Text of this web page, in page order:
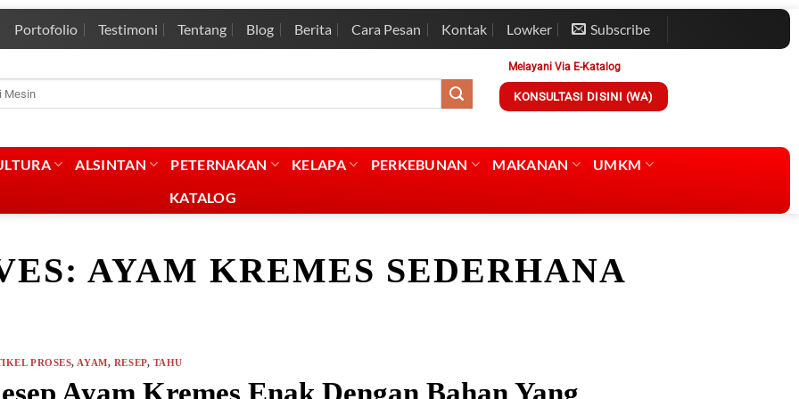
Portofolio Testimoni Tentang Blog Berita Cara Pesan Kontak Lowker Subscribe
Melayani Via E-Katalog
KONSULTASI DISINI (WA)
ALSINTAN PETERNAKAN KELAPA PERKEBUNAN MAKANAN
UMKM
KATALOG
AYAM KREMES SEDERHANA
PROSES, AYAM, RESEP, TAHU
Ayam Kremes Enak Dengan Bahan Yang